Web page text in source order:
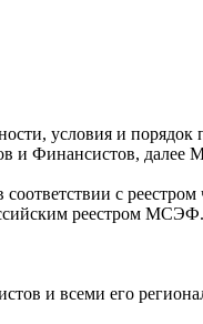
условия и
и Финансистов,
с
реестром МСЭФ.
и всеми его